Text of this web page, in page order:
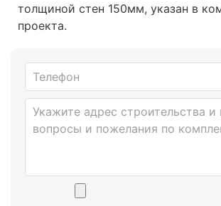
толщиной стен 150мм, указан в
проекта.